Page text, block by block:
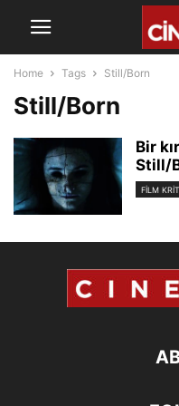
Home Tags Still/Born
Still/Born
Bir
Still/
FILM